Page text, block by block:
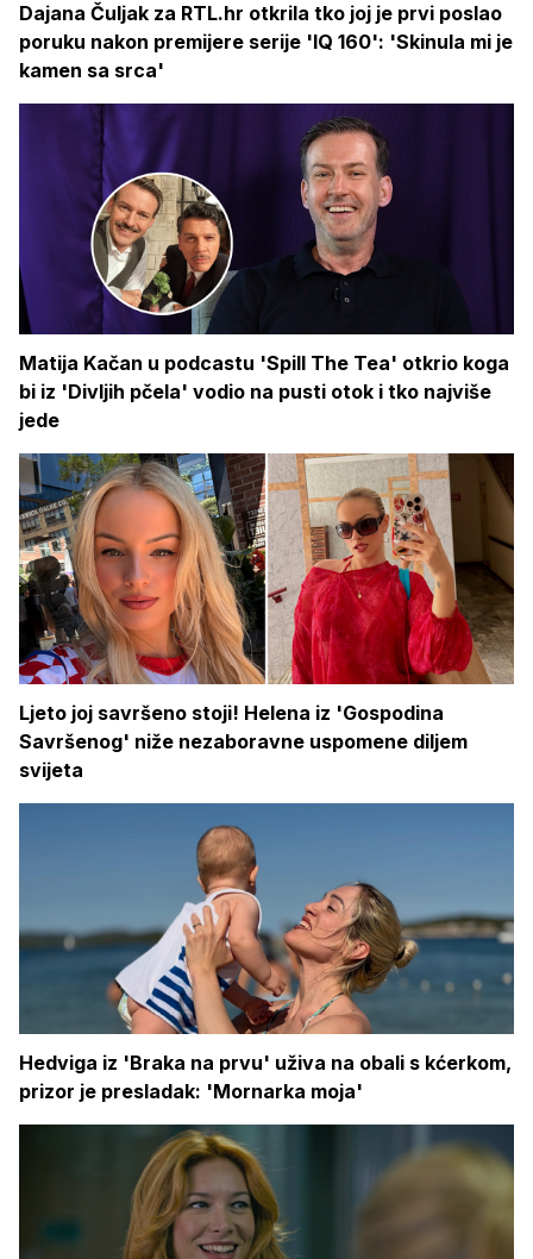
Dajana Čuljak za RTL.hr otkrila tko joj je prvi poslao
poruku nakon premijere serije 'IQ 160': 'Skinula mi je
kamen sa srca'
Matija Kačan u podcastu 'Spill The Tea' otkrio koga
bi iz 'Divljih pčela' vodio na pusti otok i tko najviše
jede
Ljeto joj savršeno stoji! Helena iz 'Gospodina
Savršenog' niže nezaboravne uspomene diljem
svijeta
Hedviga iz 'Braka na prvu' uživa na obali s kćerkom,
prizor je presladak: 'Mornarka moja'